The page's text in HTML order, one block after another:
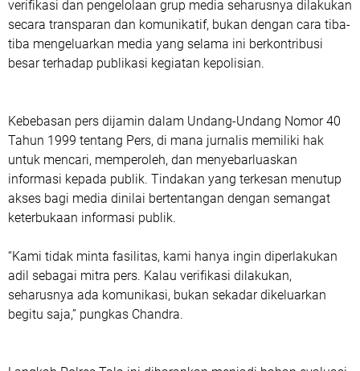
verifikasi dan pengelolaan grup media seharusnya dilakukan
secara transparan dan komunikatif, bukan dengan cara tiba-
tiba mengeluarkan media yang selama ini berkontribusi
besar terhadap publikasi kegiatan kepolisian.
Kebebasan pers dijamin dalam Undang-Undang Nomor 40
Tahun 1999 tentang Pers, di mana jurnalis memiliki hak
untuk mencari, memperoleh, dan menyebarluaskan
informasi kepada publik. Tindakan yang terkesan menutup
akses bagi media dinilai bertentangan dengan semangat
keterbukaan informasi publik.
“Kami tidak minta fasilitas, kami hanya ingin diperlakukan
adil sebagai mitra pers. Kalau verifikasi dilakukan,
seharusnya ada komunikasi, bukan sekadar dikeluarkan
begitu saja,” pungkas Chandra.